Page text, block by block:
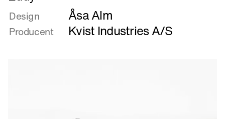
om
Eddy
Design Åsa Alm
Producent Kvist Industries A/S